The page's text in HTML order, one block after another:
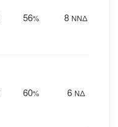
56% 8 ΝΝΔ
60% 6 ΝΔ